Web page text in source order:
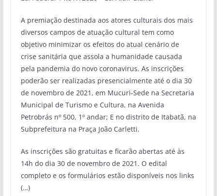
A premiação destinada aos atores culturais dos mais
diversos campos de atuação cultural tem como
objetivo minimizar os efeitos do atual cenário de
crise sanitária que assola a humanidade causada
pela pandemia do novo coronavirus. As inscrições
poderão ser realizadas presencialmente até o dia 30
de novembro de 2021, em Mucuri-Sede na Secretaria
Municipal de Turismo e Cultura, na Avenida
Petrobrás nº 500, 1º andar; E no distrito de Itabatã, na
Subprefeitura na Praça João Carletti.
As inscrições são gratuitas e ficarão abertas até às
14h do dia 30 de novembro de 2021. O edital
completo e os formulários estão disponíveis nos links
(…)